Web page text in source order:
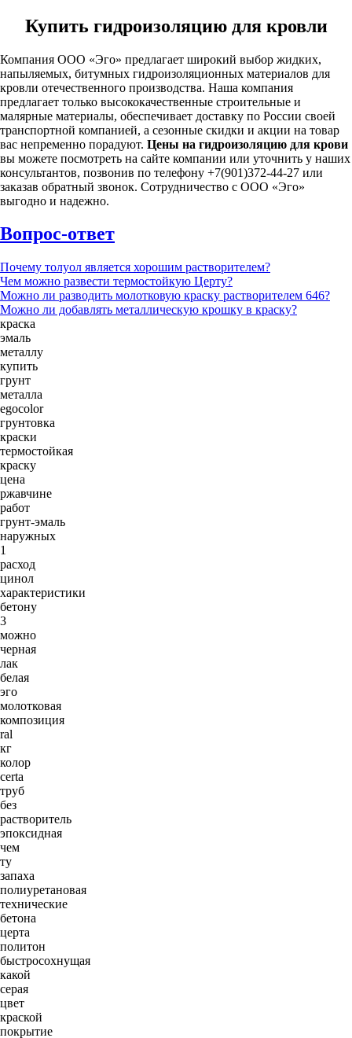
Купить гидроизоляцию для кровли
Компания ООО «Эго» предлагает широкий выбор жидких,
напыляемых, битумных гидроизоляционных материалов для
кровли отечественного производства. Наша компания
предлагает только высококачественные строительные и
малярные материалы, обеспечивает доставку по России своей
транспортной компанией, а сезонные скидки и акции на товар
вас непременно порадуют. Цены на гидроизоляцию для крови
вы можете посмотреть на сайте компании или уточнить у наших
консультантов, позвонив по телефону +7(901)372-44-27 или
заказав обратный звонок. Сотрудничество с ООО «Эго»
выгодно и надежно.
Вопрос-ответ
Почему толуол является хорошим растворителем?
Чем можно развести термостойкую Церту?
Можно ли разводить молотковую краску растворителем 646?
Можно ли добавлять металлическую крошку в краску?
краска
эмаль
металлу
купить
грунт
металла
egocolor
грунтовка
краски
термостойкая
краску
цена
ржавчине
работ
грунт-эмаль
наружных
1
расход
цинол
характеристики
бетону
3
можно
черная
лак
белая
эго
молотковая
композиция
ral
кг
колор
certa
труб
без
растворитель
эпоксидная
чем
ту
запаха
полиуретановая
технические
бетона
церта
политон
быстросохнущая
какой
серая
цвет
краской
покрытие